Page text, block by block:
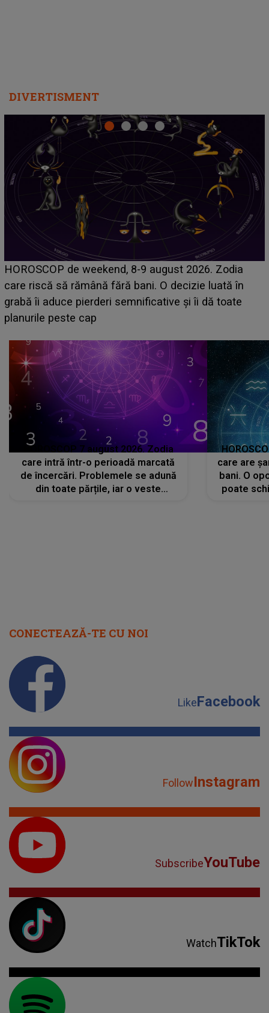
DIVERTISMENT
Emanuel a ținut ACEST DETALIU ASCUNS până
acum! În fața Alexandrei, concurentul din Casa Iubirii
face o MĂRTURISIRE NEAȘTEPTATĂ despre mama
sa: "I-am spus și ei în față, eu nu te iubesc pentru
HOROSCOP 7 august 2026. Zodia
care intră într-o perioadă marcată
de încercări. Problemele se adună
din toate părțile, iar o veste
care are
bani. O
poate
CONECTEAZĂ-TE CU NOI
LikeFacebook
FollowInstagram
SubscribeYouTube
WatchTikTok